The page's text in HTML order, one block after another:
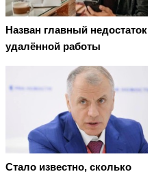
Назван главный недостаток
удалённой работы
Стало известно, сколько